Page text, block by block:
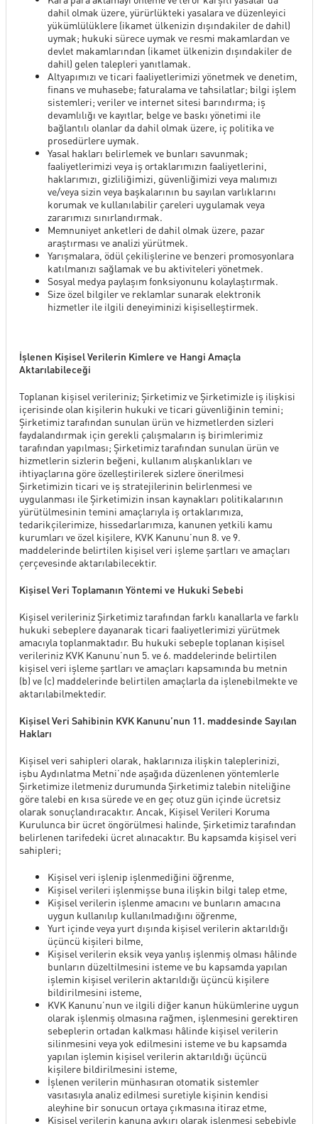
dahil olmak üzere, yürürlükteki yasalara ve düzenleyici
yükümlülüklere (ikamet ülkenizin dışındakiler de dahil)
uymak; hukuki sürece uymak ve resmi makamlardan ve
devlet makamlarından (ikamet ülkenizin dışındakiler de
dahil) gelen talepleri yanıtlamak.
Altyapımızı ve ticari faaliyetlerimizi yönetmek ve denetim,
finans ve muhasebe; faturalama ve tahsilatlar; bilgi işlem
sistemleri; veriler ve internet sitesi barındırma; iş
devamlılığı ve kayıtlar, belge ve baskı yönetimi ile
bağlantılı olanlar da dahil olmak üzere, iç politika ve
prosedürlere uymak.
Yasal hakları belirlemek ve bunları savunmak;
faaliyetlerimizi veya iş ortaklarımızın faaliyetlerini,
haklarımızı, gizliliğimizi, güvenliğimizi veya malımızı
ve/veya sizin veya başkalarının bu sayılan varlıklarını
korumak ve kullanılabilir çareleri uygulamak veya
zararımızı sınırlandırmak.
Memnuniyet anketleri de dahil olmak üzere, pazar
araştırması ve analizi yürütmek.
Yarışmalara, ödül çekilişlerine ve benzeri promosyonlara
katılmanızı sağlamak ve bu aktiviteleri yönetmek.
Sosyal medya paylaşım fonksiyonunu kolaylaştırmak.
Size özel bilgiler ve reklamlar sunarak elektronik
hizmetler ile ilgili deneyiminizi kişiselleştirmek.
İşlenen Kişisel Verilerin Kimlere ve Hangi Amaçla
Aktarılabileceği
Toplanan kişisel verileriniz; Şirketimiz ve Şirketimizle iş ilişkisi
içerisinde olan kişilerin hukuki ve ticari güvenliğinin temini;
Şirketimiz tarafından sunulan ürün ve hizmetlerden sizleri
faydalandırmak için gerekli çalışmaların iş birimlerimiz
tarafından yapılması; Şirketimiz tarafından sunulan ürün ve
hizmetlerin sizlerin beğeni, kullanım alışkanlıkları ve
ihtiyaçlarına göre özelleştirilerek sizlere önerilmesi
Şirketimizin ticari ve iş stratejilerinin belirlenmesi ve
uygulanması ile Şirketimizin insan kaynakları politikalarının
yürütülmesinin temini amaçlarıyla iş ortaklarımıza,
tedarikçilerimize, hissedarlarımıza, kanunen yetkili kamu
kurumları ve özel kişilere, KVK Kanunu’nun 8. ve 9.
maddelerinde belirtilen kişisel veri işleme şartları ve amaçları
çerçevesinde aktarılabilecektir.
Kişisel Veri Toplamanın Yöntemi ve Hukuki Sebebi
Kişisel verileriniz Şirketimiz tarafından farklı kanallarla ve farklı
hukuki sebeplere dayanarak ticari faaliyetlerimizi yürütmek
amacıyla toplanmaktadır. Bu hukuki sebeple toplanan kişisel
verileriniz KVK Kanunu’nun 5. ve 6. maddelerinde belirtilen
kişisel veri işleme şartları ve amaçları kapsamında bu metnin
(b) ve (c) maddelerinde belirtilen amaçlarla da işlenebilmekte ve
aktarılabilmektedir.
Kişisel Veri Sahibinin KVK Kanunu’nun 11. maddesinde Sayılan
Hakları
Kişisel veri sahipleri olarak, haklarınıza ilişkin taleplerinizi,
işbu Aydınlatma Metni’nde aşağıda düzenlenen yöntemlerle
Şirketimize iletmeniz durumunda Şirketimiz talebin niteliğine
göre talebi en kısa sürede ve en geç otuz gün içinde ücretsiz
olarak sonuçlandıracaktır. Ancak, Kişisel Verileri Koruma
Kurulunca bir ücret öngörülmesi halinde, Şirketimiz tarafından
belirlenen tarifedeki ücret alınacaktır. Bu kapsamda kişisel veri
sahipleri;
Kişisel veri işlenip işlenmediğini öğrenme,
Kişisel verileri işlenmişse buna ilişkin bilgi talep etme,
Kişisel verilerin işlenme amacını ve bunların amacına
uygun kullanılıp kullanılmadığını öğrenme,
Yurt içinde veya yurt dışında kişisel verilerin aktarıldığı
üçüncü kişileri bilme,
Kişisel verilerin eksik veya yanlış işlenmiş olması hâlinde
bunların düzeltilmesini isteme ve bu kapsamda yapılan
işlemin kişisel verilerin aktarıldığı üçüncü kişilere
bildirilmesini isteme,
KVK Kanunu’nun ve ilgili diğer kanun hükümlerine uygun
olarak işlenmiş olmasına rağmen, işlenmesini gerektiren
sebeplerin ortadan kalkması hâlinde kişisel verilerin
silinmesini veya yok edilmesini isteme ve bu kapsamda
yapılan işlemin kişisel verilerin aktarıldığı üçüncü
kişilere bildirilmesini isteme,
İşlenen verilerin münhasıran otomatik sistemler
vasıtasıyla analiz edilmesi suretiyle kişinin kendisi
aleyhine bir sonucun ortaya çıkmasına itiraz etme,
Kişisel verilerin kanuna aykırı olarak işlenmesi sebebiyle